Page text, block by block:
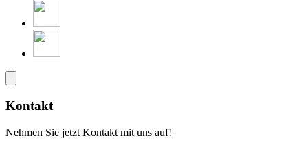
Kontakt
Nehmen Sie jetzt Kontakt mit uns auf!